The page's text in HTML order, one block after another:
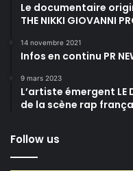
Le documentaire
THE NIKKI GIOVANNI
14 novembre 2021
Infos en continu PR
9 mars 2023
L’artiste émergent LE
de la scène rap
Follow us